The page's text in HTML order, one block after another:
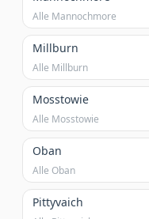
Alle Mannochmore
Millburn
Alle Millburn
Mosstowie
Alle Mosstowie
Oban
Alle Oban
Pittyvaich